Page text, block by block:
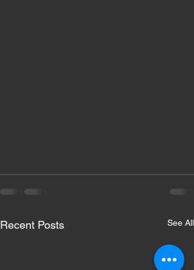
Recent Posts See All